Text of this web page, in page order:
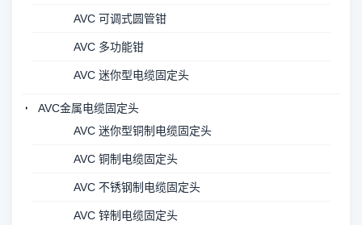
AVC 可调式圆管钳
AVC 多功能钳
AVC 迷你型电缆固定头
AVC金属电缆固定头
AVC 迷你型铜制电缆固定头
AVC 铜制电缆固定头
AVC 不锈钢制电缆固定头
AVC 锌制电缆固定头